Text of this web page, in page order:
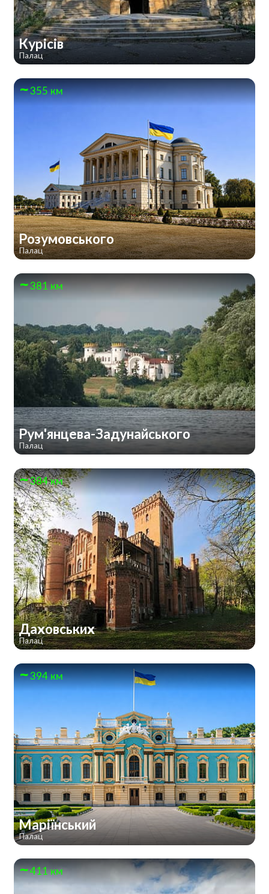
Курісів
Палац
355 км
Розумовського
Палац
381 км
Рум'янцева-Задунайського
Палац
384 км
Даховських
Палац
394 км
Маріїнський
Палац
411 км